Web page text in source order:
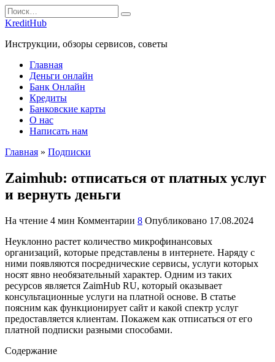
Перейти
к
Search
for:
KreditHub
Инструкции, обзоры сервисов, советы
Главная
Деньги онлайн
Банк Онлайн
Кредиты
Банковские карты
О нас
Написать нам
Главная » Подписки
Zaimhub: отписаться от платных услуг
и вернуть деньги
На чтение 4 мин Комментарии 8 Опубликовано 17.08.2024
Неуклонно растет количество микрофинансовых
организаций, которые представлены в интернете. Наряду с
ними появляются посреднические сервисы, услуги которых
носят явно необязательный характер. Одним из таких
ресурсов является ZaimHub RU, который оказывает
консультационные услуги на платной основе. В статье
поясним как функционирует сайт и какой спектр услуг
предоставляется клиентам. Покажем как отписаться от его
платной подписки разными способами.
Содержание